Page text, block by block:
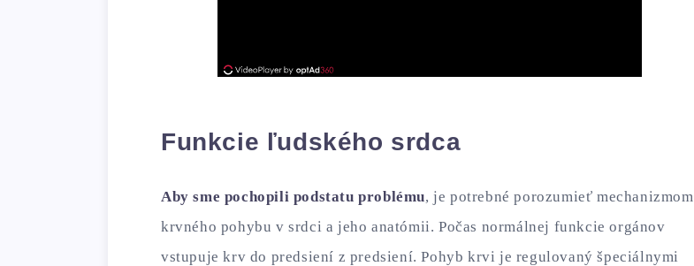
Funkcie ľudského srdca
Aby sme pochopili podstatu problému, je potrebné porozumieť mechanizmom
krvného pohybu v srdci a jeho anatómii. Počas normálnej funkcie orgánov
vstupuje krv do predsiení z predsiení. Pohyb krvi je regulovaný špeciálnymi